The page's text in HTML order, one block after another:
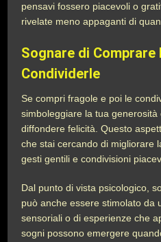
pensavi fossero piacevoli o
rivelate meno appaganti di
Sognare di Comprare
Condividerle
Se compri fragole e poi le
simboleggiare la tua
diffondere felicità. Questo
che stai cercando di migliorare
gesti gentili e condivisioni
Dal punto di vista psicologico,
può anche essere stimolato da
sensoriali o di esperienze che
sogni possono emergere